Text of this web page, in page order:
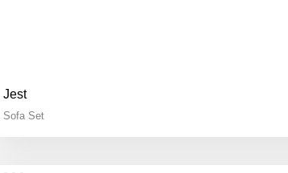
Jest
Sofa Set